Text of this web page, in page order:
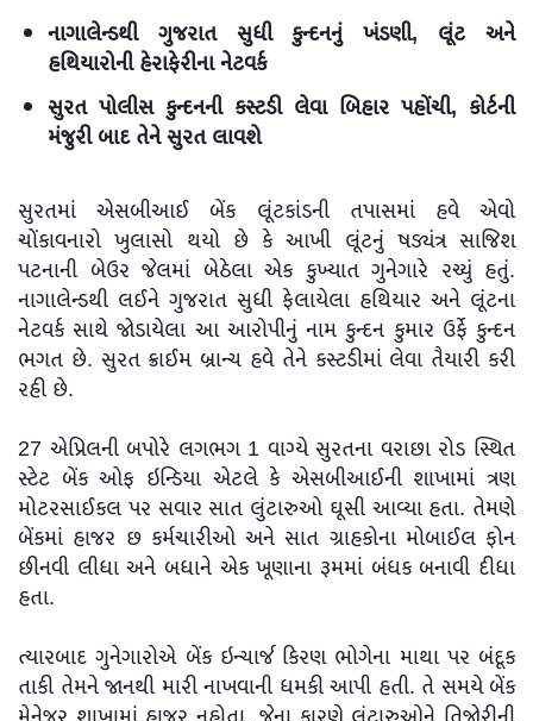
નાગાલેન્ડથી ગુજરાત સુધી કુન્દનનું ખંડણી, લૂંટ અને
હથિયારોની હેરાફેરીના નેટવર્ક
સુરત પોલીસ કુન્દનની કસ્ટડી લેવા બિહાર પહોંચી, કોર્ટની
મંજુરી બાદ તેને સુરત લાવશે
સુરતમાં એસબીઆઈ બેંક લૂંટકાંડની તપાસમાં હવે એવો
ચોંકાવનારો ખુલાસો થયો છે કે આખી લૂંટનું ષડ્યંત્ર સાજિશ
પટનાની બેઉર જેલમાં બેઠેલા એક કુખ્યાત ગુનેગારે રચ્યું હતું.
નાગાલેન્ડથી લઈને ગુજરાત સુધી ફેલાયેલા હથિયાર અને લૂંટના
નેટવર્ક સાથે જોડાયેલા આ આરોપીનું નામ કુન્દન કુમાર ઉર્ફે કુન્દન
ભગત છે. સુરત ક્રાઈમ બ્રાન્ચ હવે તેને કસ્ટડીમાં લેવા તૈયારી કરી
રહી છે.
27 એપ્રિલની બપોરે લગભગ 1 વાગ્યે સુરતના વરાછા રોડ સ્થિત
સ્ટેટ બેંક ઓફ ઇન્ડિયા એટલે કે એસબીઆઈની શાખામાં ત્રણ
મોટરસાઈકલ પર સવાર સાત લુંટારુઓ ઘૂસી આવ્યા હતા. તેમણે
બેંકમાં હાજર છ કર્મચારીઓ અને સાત ગ્રાહકોના મોબાઈલ ફોન
છીનવી લીધા અને બધાને એક ખૂણાના રૂમમાં બંધક બનાવી દીધા
હતા.
ત્યારબાદ ગુનેગારોએ બેંક ઇન્ચાર્જ કિરણ ભોગેના માથા પર બંદૂક
તાકી તેમને જાનથી મારી નાખવાની ધમકી આપી હતી. તે સમયે બેંક